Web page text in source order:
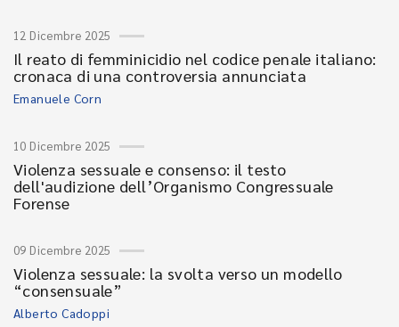
12 Dicembre 2025
Il reato di femminicidio nel codice penale italiano:
cronaca di una controversia annunciata
Emanuele Corn
10 Dicembre 2025
Violenza sessuale e consenso: il testo
dell'audizione dell’Organismo Congressuale
Forense
09 Dicembre 2025
Violenza sessuale: la svolta verso un modello
“consensuale”
Alberto Cadoppi